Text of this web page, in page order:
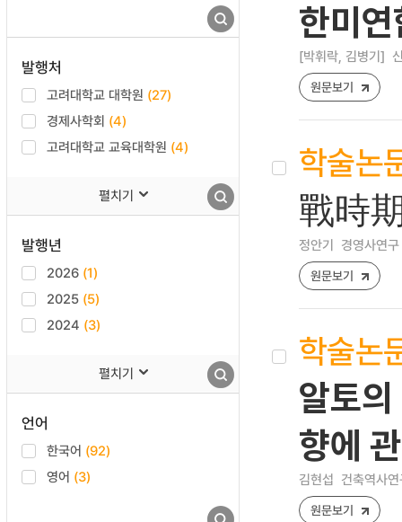
발행처
고려대학교 대학원 (27)
경제사학회 (4)
고려대학교 교육대학원 (4)
펼치기
발행년
2026 (1)
2025 (5)
2024 (3)
펼치기
언어
한국어 (92)
영어 (3)
한미
[박휘락, 김병기]
원문보기
학술논
戰時
정안기 경영사연
원문보기
학술논
알토
향에
김현섭 건축역사
원문보기